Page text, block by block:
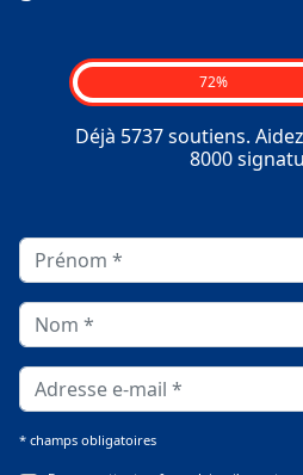
72%
Déjà 5737 soutiens.
8000
* champs obligatoires